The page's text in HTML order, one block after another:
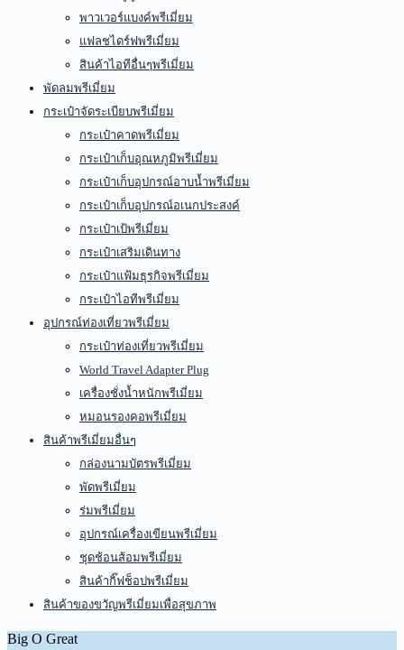
พาวเวอร์แบงค์พรีเมี่ยม
แฟลชไดร์ฟพรีเมี่ยม
สินค้าไอทีอื่นๆพรีเมี่ยม
พัดลมพรีเมี่ยม
กระเป๋าจัดระเบียบพรีเมี่ยม
กระเป๋าคาดพรีเมี่ยม
กระเป๋าเก็บอุณหภูมิพรีเมี่ยม
กระเป๋าเก็บอุปกรณ์อาบน้ำพรีเมี่ยม
กระเป๋าเก็บอุปกรณ์อเนกประสงค์
กระเป๋าเป้พรีเมี่ยม
กระเป๋าเสริมเดินทาง
กระเป๋าแฟ้มธุรกิจพรีเมี่ยม
กระเป๋าไอทีพรีเมี่ยม
อุปกรณ์ท่องเที่ยวพรีเมี่ยม
กระเป๋าท่องเที่ยวพรีเมี่ยม
World Travel Adapter Plug
เครื่องชั่งน้ำหนักพรีเมี่ยม
หมอนรองคอพรีเมี่ยม
สินค้าพรีเมี่ยมอื่นๆ
กล่องนามบัตรพรีเมี่ยม
พัดพรีเมี่ยม
ร่มพรีเมี่ยม
อุปกรณ์เครื่องเขียนพรีเมี่ยม
ชุดช้อนส้อมพรีเมี่ยม
สินค้ากิ๊ฟช็อปพรีเมี่ยม
สินค้าของขวัญพรีเมี่ยมเพื่อสุขภาพ
Big O Great